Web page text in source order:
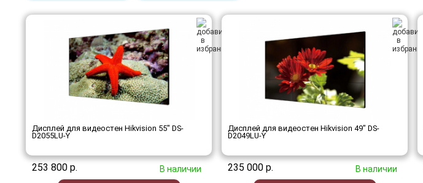
Дисплей для видеостен Hikvision 55" DS-
D2055LU-Y
253 800 р. В наличии
Дисплей для видеостен Hikvision 49" DS-
D2049LU-Y
235 000 р. В наличии